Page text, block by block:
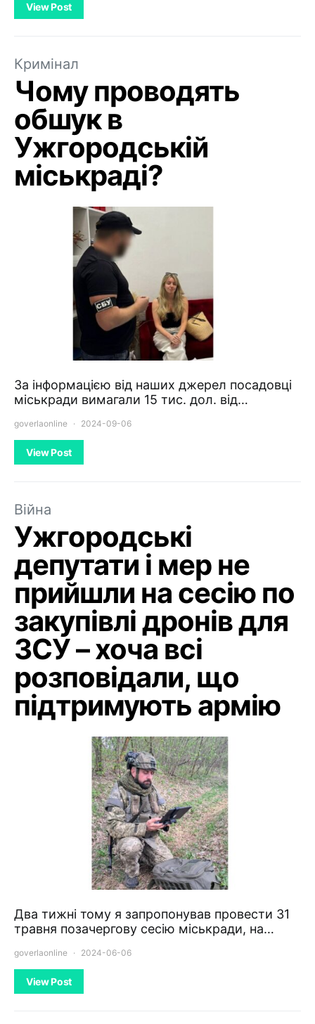
View Post
Кримінал
Чому проводять
обшук в
Ужгородській
міськраді?
За інформацією від наших джерел посадовці
міськради вимагали 15 тис. дол. від…
goverlaonline 2024-09-06
View Post
Війна
Ужгородські
депутати і мер не
прийшли на сесію по
закупівлі дронів для
ЗСУ – хоча всі
розповідали, що
підтримують армію
Два тижні тому я запропонував провести 31
травня позачергову сесію міськради, на…
goverlaonline 2024-06-06
View Post